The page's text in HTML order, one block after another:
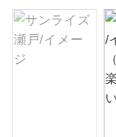
絶景
温泉